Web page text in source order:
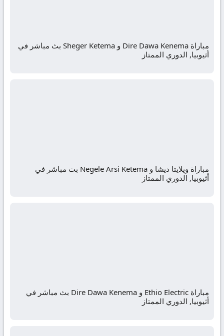
مباراة Dire Dawa Kenema و Sheger Ketema بث مباشر في
أثيوبيا, الدوري الممتاز
مباراة ويلايتا ديشا و Negele Arsi Ketema بث مباشر في
أثيوبيا, الدوري الممتاز
مباراة Ethio Electric و Dire Dawa Kenema بث مباشر في
أثيوبيا, الدوري الممتاز